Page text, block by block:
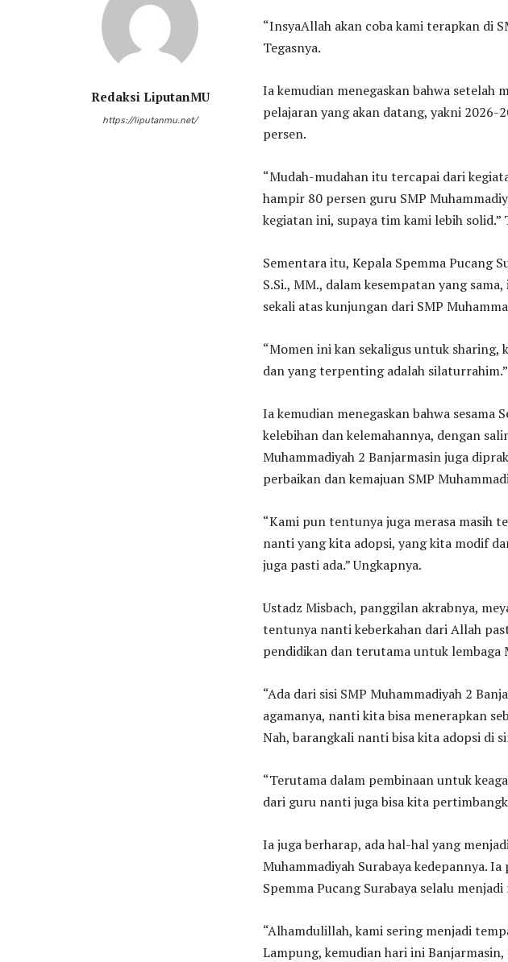
Redaksi LiputanMU
https://liputanmu.net/
“InsyaAllah akan coba kami terapkan di
Tegasnya.
Ia kemudian menegaskan bahwa
pelajaran yang akan datang, yakni 2026-
persen.
“Mudah-mudahan itu tercapai dari
hampir 80 persen guru SMP
kegiatan ini, supaya tim kami lebih solid.”
Sementara itu, Kepala Spemma Pucang
S.Si., MM., dalam kesempatan yang
sekali atas kunjungan dari SMP
“Momen ini kan sekaligus untuk sharing,
dan yang terpenting adalah
Ia kemudian menegaskan bahwa sesama
kelebihan dan kelemahannya, dengan
Muhammadiyah 2 Banjarmasin juga
perbaikan dan kemajuan SMP
“Kami pun tentunya juga merasa masih
nanti yang kita adopsi, yang kita modif
juga pasti ada.” Ungkapnya.
Ustadz Misbach, panggilan akrabnya,
tentunya nanti keberkahan dari Allah
pendidikan dan terutama untuk lembaga
“Ada dari sisi SMP Muhammadiyah 2
agamanya, nanti kita bisa menerapkan
Nah, barangkali nanti bisa kita adopsi di
“Terutama dalam pembinaan untuk
dari guru nanti juga bisa kita
Ia juga berharap, ada hal-hal yang
Muhammadiyah Surabaya kedepannya.
Spemma Pucang Surabaya selalu
“Alhamdulillah, kami sering menjadi
Lampung, kemudian hari ini